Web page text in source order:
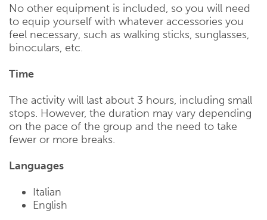
No other equipment is included, so you will need
to equip yourself with whatever accessories you
feel necessary, such as walking sticks, sunglasses,
binoculars, etc.
Time
The activity will last about 3 hours, including small
stops. However, the duration may vary depending
on the pace of the group and the need to take
fewer or more breaks.
Languages
Italian
English